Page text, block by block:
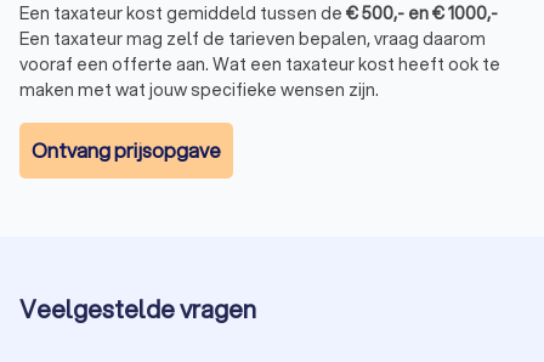
Een taxateur kost gemiddeld tussen de €500,- en€1000,-
Een taxateur mag zelf de tarieven bepalen, vraag daarom
vooraf een offerte aan. Wat een taxateur kost heeft ook te
maken met wat jouw specifieke wensen zijn.
Ontvang prijsopgave
Veelgestelde vragen